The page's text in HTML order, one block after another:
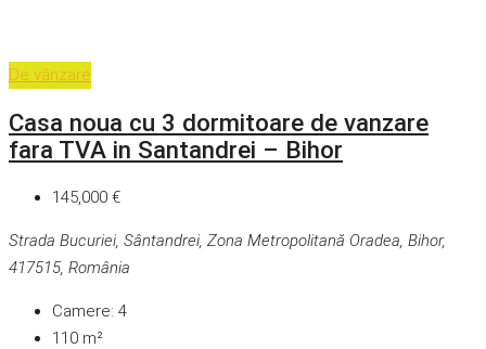
De vânzare
Casa noua cu 3 dormitoare de vanzare
fara TVA in Santandrei – Bihor
145,000 €
Strada Bucuriei, Sântandrei, Zona Metropolitană Oradea, Bihor,
417515, România
Camere: 4
110 m²